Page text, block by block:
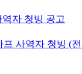
자 청빙 공고
사역자 청빙 (